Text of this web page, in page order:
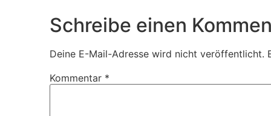
Schreibe einen
Deine E-Mail-Adresse wird nicht veröffentlicht.
Kommentar *